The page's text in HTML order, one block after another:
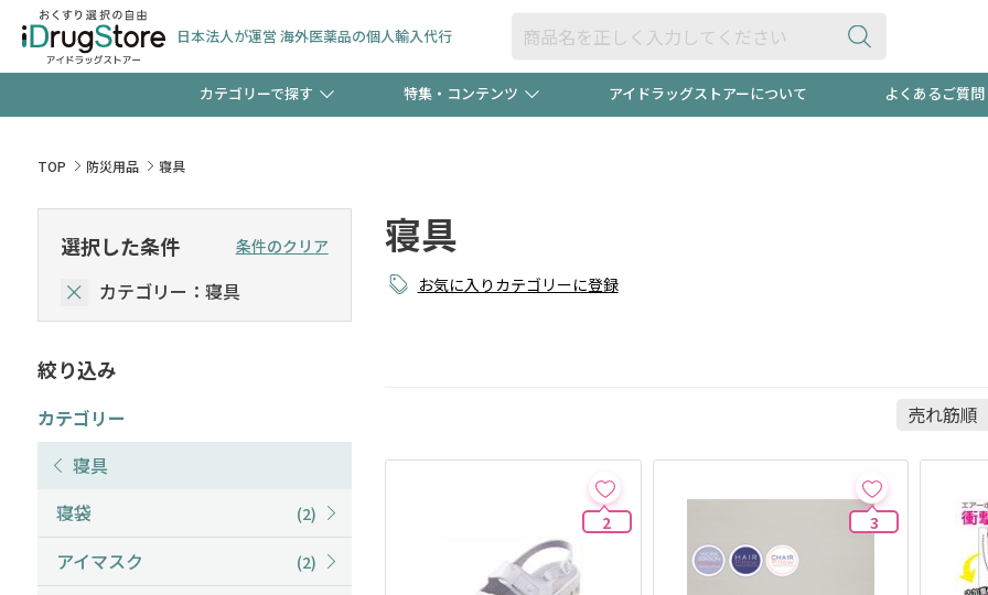
日本法人が運営 海外医薬品の個人輸入代行
カテゴリーで探す
検査キット ペット用品
特集・コンテンツ
新規登録で！今すぐ使えるクーポンプレゼント中！！
今売れ
アイドラッグストアーについて よくあるご質問
TOP 防災用品 寝具
選択した条件 条件のクリア
カテゴリー：寝具
絞り込み
カテゴリー
寝具
寝袋
(2)
アイマスク (2)
寝具
お気に入りカテゴリーに登録
2 3